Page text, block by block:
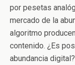
por pesetas
mercado de la
algoritmo
contenido. ¿Es
abundancia digital?